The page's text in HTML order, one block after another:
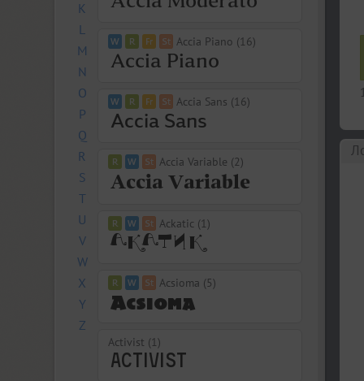
K
L
M
N
O
P
Q
R
S
T
U
V
W
X
Y
Z
Accia Piano (16)
Accia Sans (16)
Accia Variable (2)
Ackatic (1)
Acsioma (5)
Activist (1)